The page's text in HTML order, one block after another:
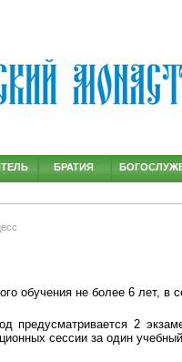
обучения не более 6 лет, в
предусматривается 2
сессии за один
БРАТИЯ